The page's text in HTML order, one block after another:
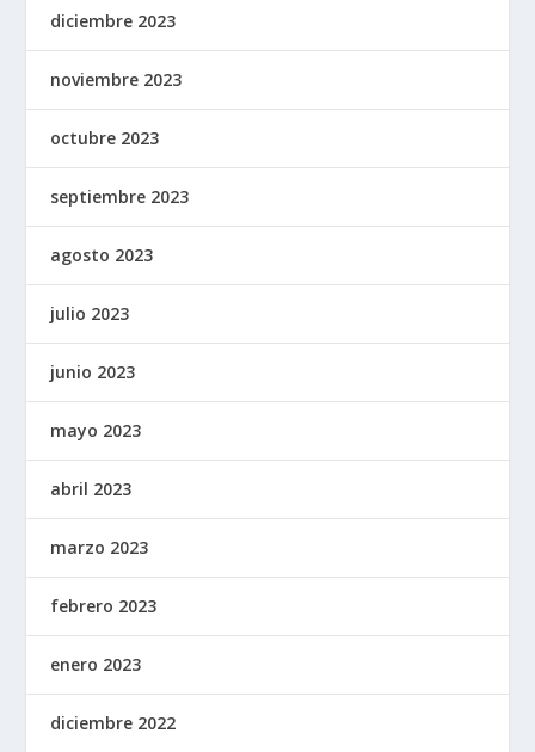
diciembre 2023
noviembre 2023
octubre 2023
septiembre 2023
agosto 2023
julio 2023
junio 2023
mayo 2023
abril 2023
marzo 2023
febrero 2023
enero 2023
diciembre 2022